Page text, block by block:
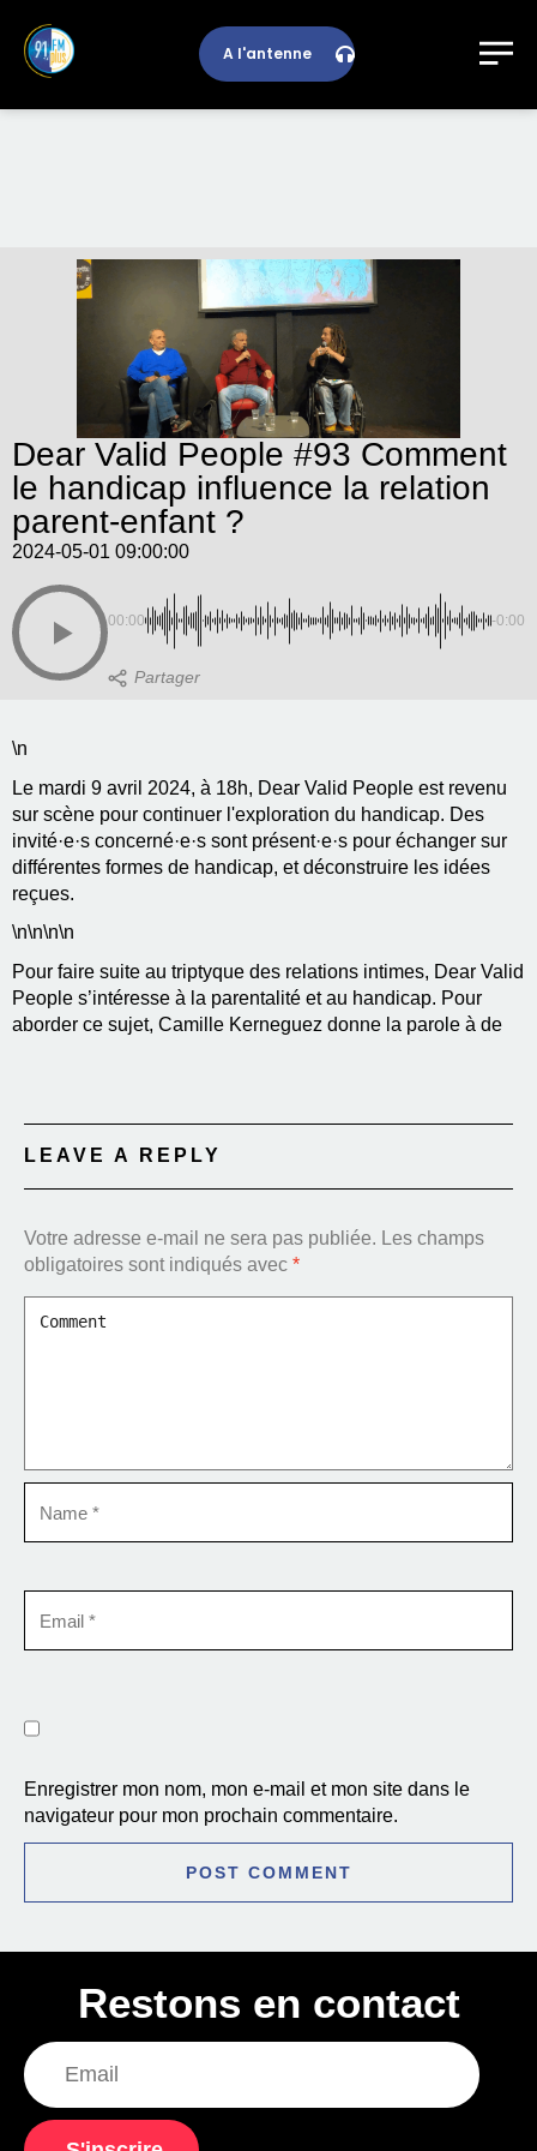
A l'antenne
Dear Valid People #93 Comment
le handicap influence la relation
parent-enfant ?
2024-05-01 09:00:00
00:00 -0:00
\n
Le mardi 9 avril 2024, à 18h, Dear Valid People est revenu
sur scène pour continuer l'exploration du handicap. Des
invité·e·s concerné·e·s sont présent·e·s pour échanger sur
différentes formes de handicap, et déconstruire les idées
reçues.
\n\n\n\n
Pour faire suite au triptyque des relations intimes, Dear Valid
People s’intéresse à la parentalité et au handicap. Pour
aborder ce sujet, Camille Kerneguez donne la parole à de
LEAVE A REPLY
Votre adresse e-mail ne sera pas publiée. Les champs
obligatoires sont indiqués avec *
Enregistrer mon nom, mon e-mail et mon site dans le
navigateur pour mon prochain commentaire.
Restons en contact